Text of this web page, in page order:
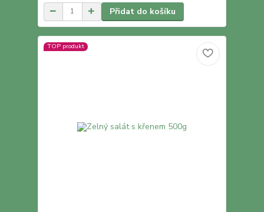
Přidat do košíku
TOP produkt